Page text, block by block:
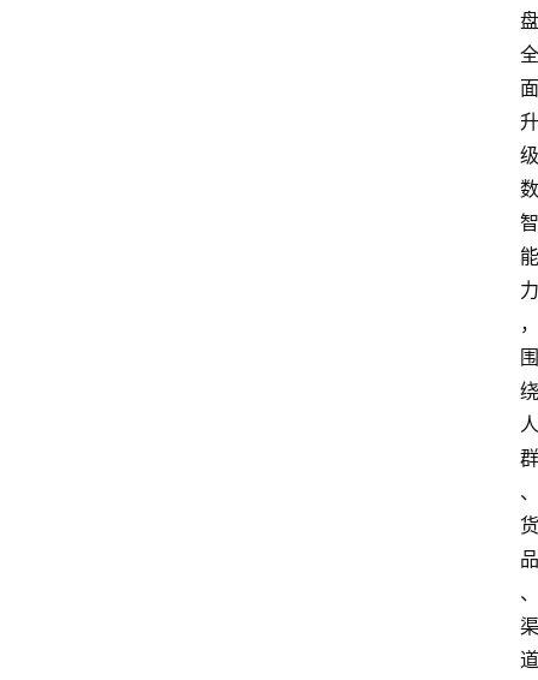
盘
全
面
升
级
数
智
能
力
，
围
绕
人
群
、
货
品
、
渠
道